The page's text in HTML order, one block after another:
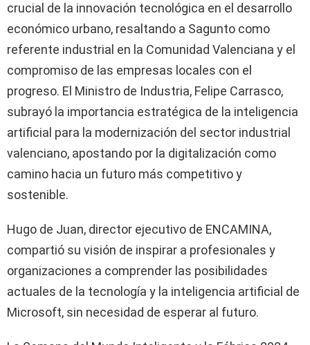
crucial de la innovación tecnológica en el desarrollo
económico urbano, resaltando a Sagunto como
referente industrial en la Comunidad Valenciana y el
compromiso de las empresas locales con el
progreso. El Ministro de Industria, Felipe Carrasco,
subrayó la importancia estratégica de la inteligencia
artificial para la modernización del sector industrial
valenciano, apostando por la digitalización como
camino hacia un futuro más competitivo y
sostenible.
Hugo de Juan, director ejecutivo de ENCAMINA,
compartió su visión de inspirar a profesionales y
organizaciones a comprender las posibilidades
actuales de la tecnología y la inteligencia artificial de
Microsoft, sin necesidad de esperar al futuro.